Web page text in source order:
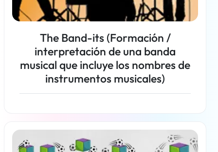
The Band-its (Formación /
interpretación de una banda
musical que incluye los nombres de
instrumentos musicales)
Más información